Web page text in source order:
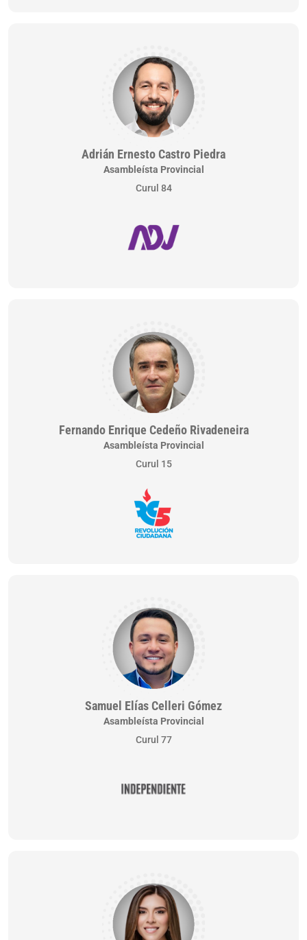
Adrián Ernesto Castro Piedra
Asambleísta Provincial
Curul 84
Fernando Enrique Cedeño Rivadeneira
Asambleísta Provincial
Curul 15
Samuel Elías Celleri Gómez
Asambleísta Provincial
Curul 77